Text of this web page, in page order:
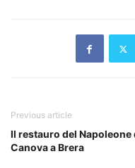
Previous article
Il restauro del Napoleone
Canova a Brera